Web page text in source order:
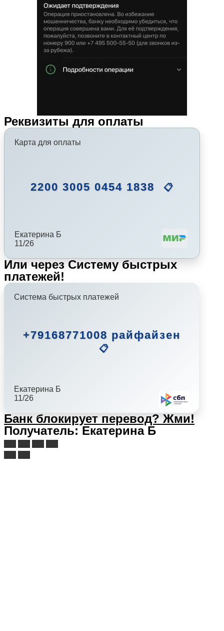
Реквизиты для оплаты
Карта для оплаты
2200 3005 0454 1838 📋
Екатерина Б
11/26
Или через Систему быстрых
платежей!
Система быстрых платежей
+79168771008 райфайзен
📋
Екатерина Б
11/26
Банк блокирует перевод? Жми!
Получатель: Екатерина Б